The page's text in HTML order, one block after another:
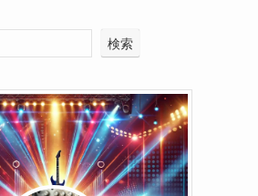
検索